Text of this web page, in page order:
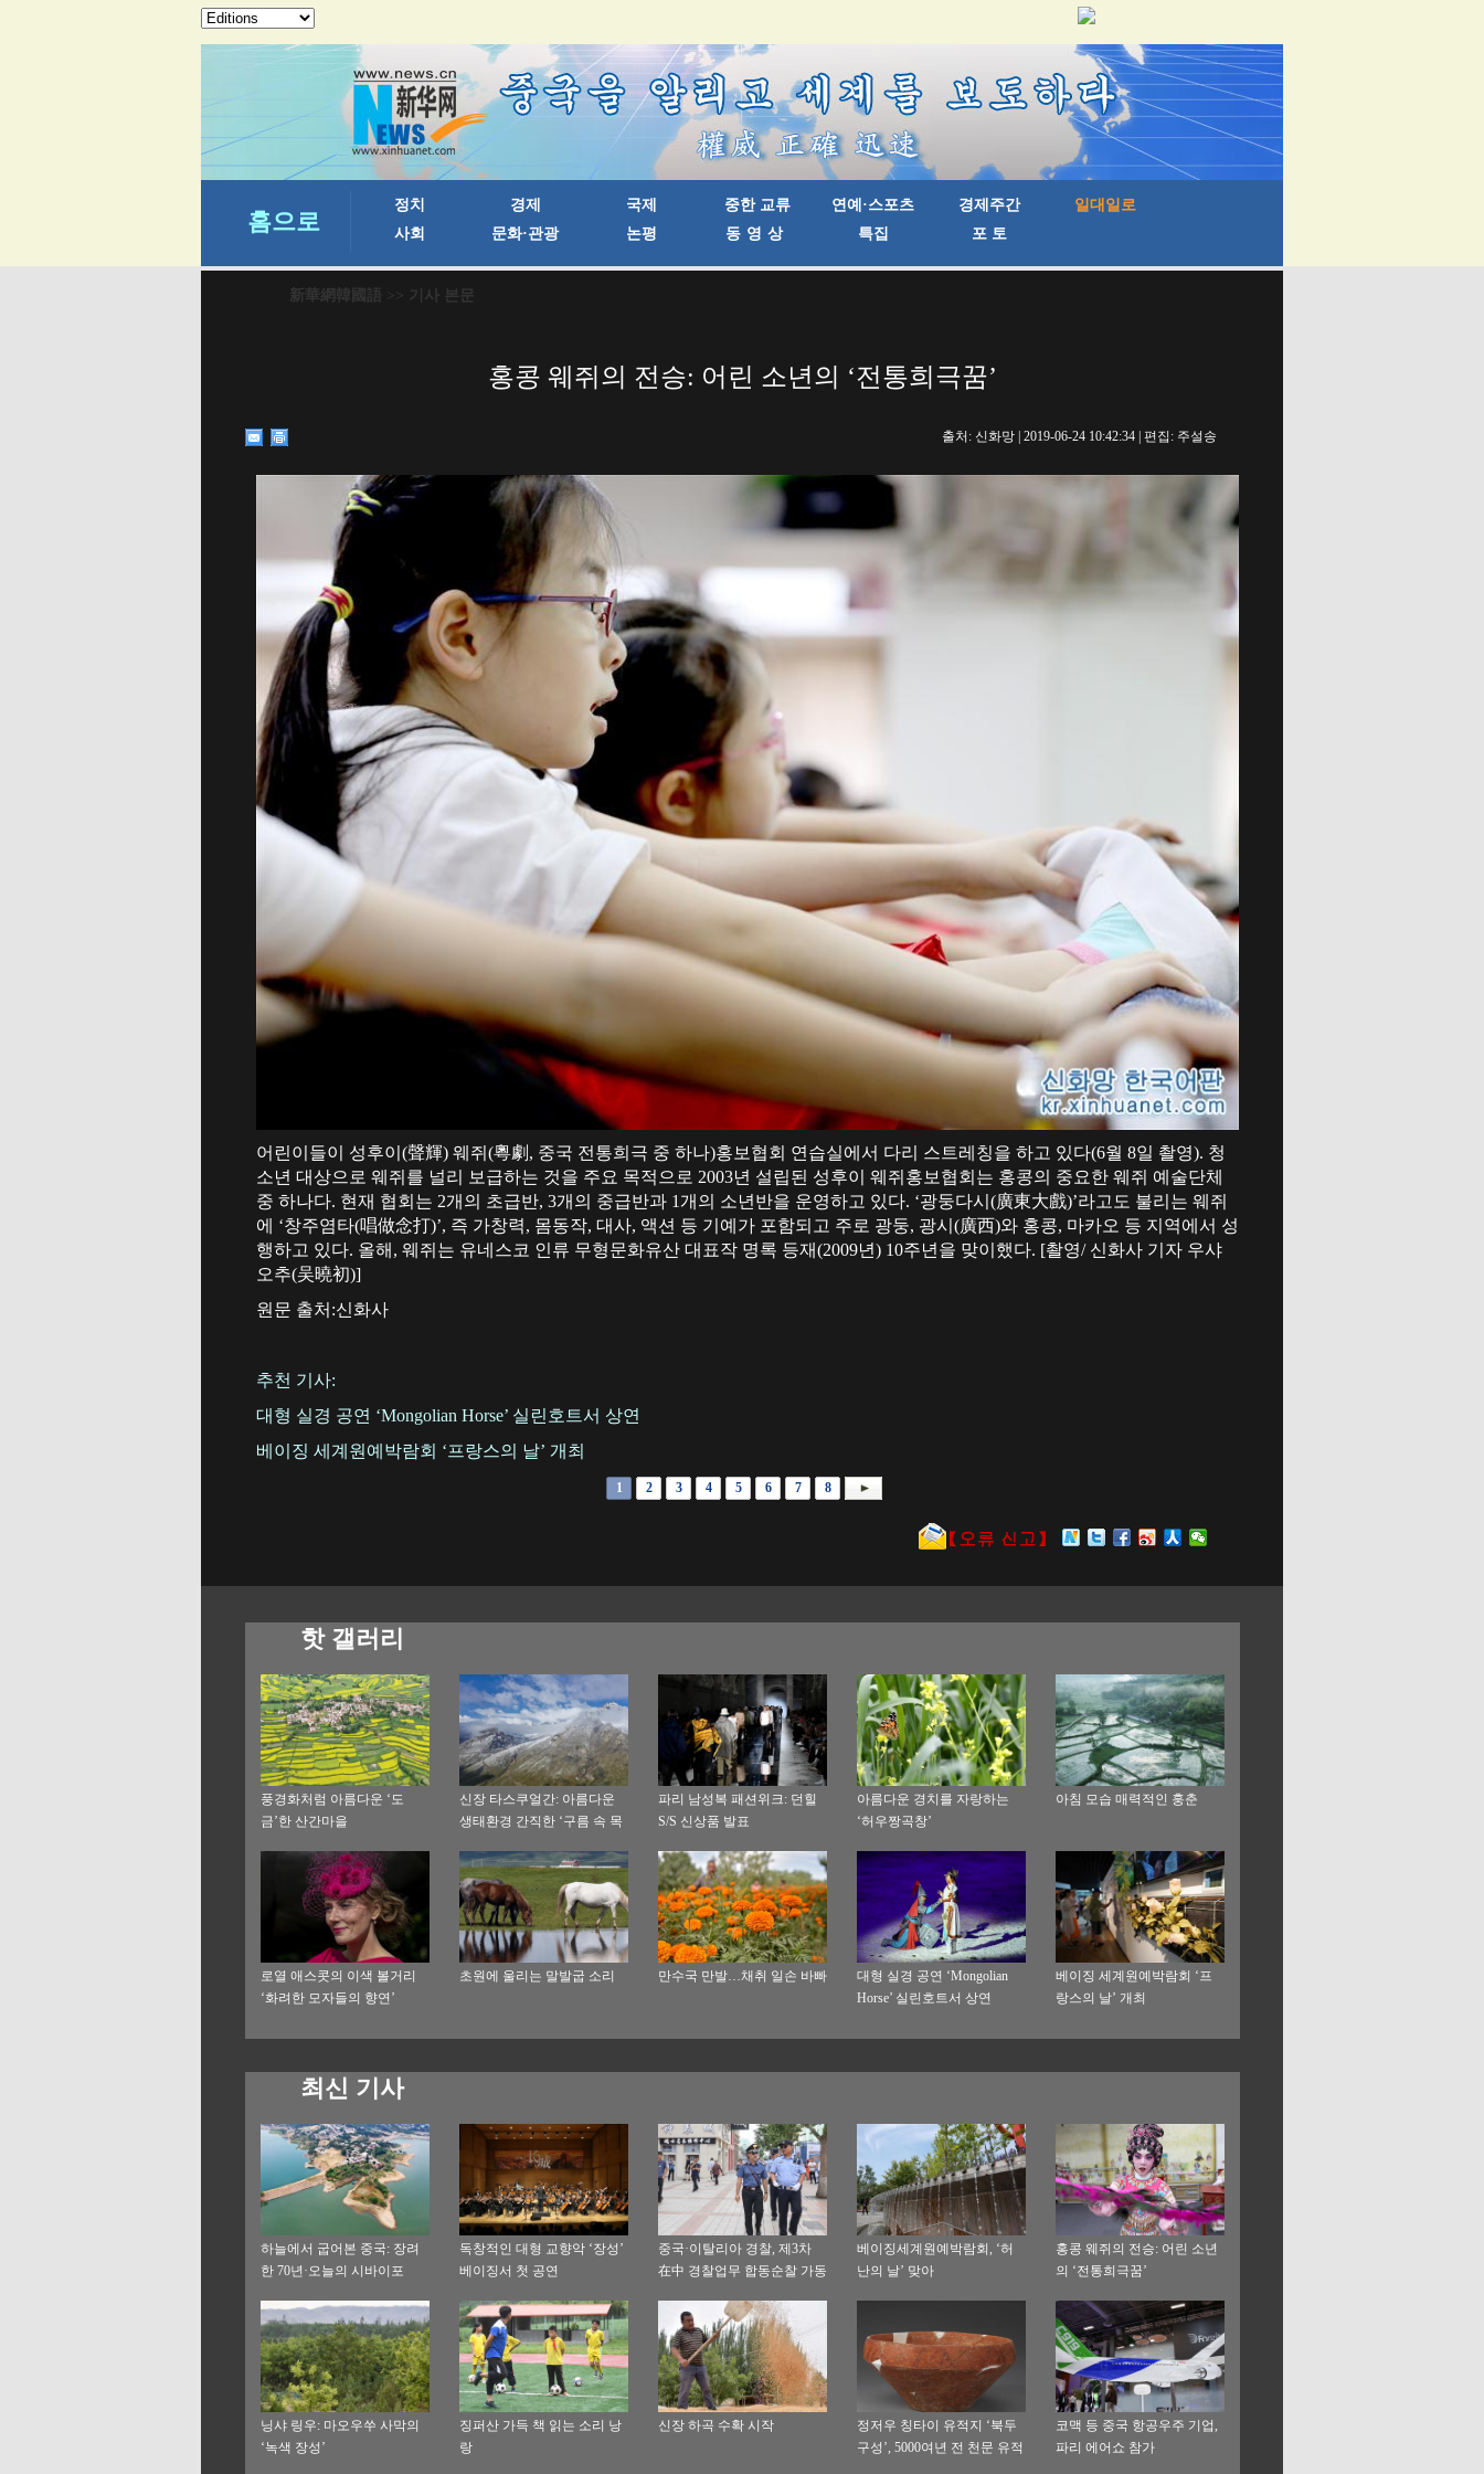
新華網韓國語 >> 기사 본문
홍콩 웨쥐의 전승: 어린 소년의 ‘전통희극꿈’
출처: 신화망 | 2019-06-24 10:42:34 | 편집: 주설송
어린이들이 성후이(聲輝) 웨쥐(粵劇, 중국 전통희극 중 하나)홍보협회 연습실에서 다리 스트레칭을 하고 있다(6월 8일 촬영). 청
소년 대상으로 웨쥐를 널리 보급하는 것을 주요 목적으로 2003년 설립된 성후이 웨쥐홍보협회는 홍콩의 중요한 웨쥐 예술단체
중 하나다. 현재 협회는 2개의 초급반, 3개의 중급반과 1개의 소년반을 운영하고 있다. ‘광둥다시(廣東大戲)’라고도 불리는 웨쥐
에 ‘창주염타(唱做念打)’, 즉 가창력, 몸동작, 대사, 액션 등 기예가 포함되고 주로 광둥, 광시(廣西)와 홍콩, 마카오 등 지역에서 성
행하고 있다. 올해, 웨쥐는 유네스코 인류 무형문화유산 대표작 명록 등재(2009년) 10주년을 맞이했다. [촬영/ 신화사 기자 우샤
오추(吴曉初)]
원문 출처:신화사
추천 기사:
대형 실경 공연 ‘Mongolian Horse’ 실린호트서 상연
베이징 세계원예박람회 ‘프랑스의 날’ 개최
1 2 3 4 5 6 7 8
핫 갤러리
풍경화처럼 아름다운 ‘도
금’한 산간마을
신장 타스쿠얼간: 아름다운
생태환경 간직한 ‘구름 속 목
파리 남성복 패션위크: 던힐
S/S 신상품 발표
아름다운 경치를 자랑하는
‘허우짱곡창’
아침 모습 매력적인 훙춘
로열 애스콧의 이색 볼거리
‘화려한 모자들의 향연’
초원에 울리는 말발굽 소리 만수국 만발…채취 일손 바빠
대형 실경 공연 ‘Mongolian
Horse’ 실린호트서 상연
베이징 세계원예박람회 ‘프
랑스의 날’ 개최
최신 기사
하늘에서 굽어본 중국: 장려
한 70년·오늘의 시바이포
독창적인 대형 교향악 ‘장성’
베이징서 첫 공연
중국·이탈리아 경찰, 제3차
在中 경찰업무 합동순찰 가동
베이징세계원예박람회, ‘허
난의 날’ 맞아
홍콩 웨쥐의 전승: 어린 소년
의 ‘전통희극꿈’
닝샤 링우: 마오우쑤 사막의
‘녹색 장성’
징퍼산 가득 책 읽는 소리 낭
랑
신장 하곡 수확 시작
정저우 칭타이 유적지 ‘북두
구성’, 5000여년 전 천문 유적
코맥 등 중국 항공우주 기업,
파리 에어쇼 참가